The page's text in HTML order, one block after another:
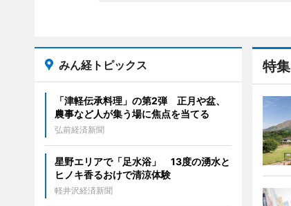
特集
みん経トピックス
「津軽伝承料理」の第2弾 正月や盆、
農事など人が集う場に焦点を当てる
弘前経済新聞
星野エリアで「足水浴」 13度の湧水と
ヒノキ香るおけで清涼体験
軽井沢経済新聞